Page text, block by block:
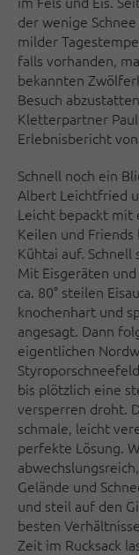
der wenige
milder
falls vorhanden,
bekannten
Besuch
Kletterpartner
Erlebnisbericht von
Schnell noch ein
Albert Leichtfried
Leicht bepackt mit
Keilen und
Kühtai auf.
Mit Eisgeräten
ca. 80° steilen
knochenhart und
angesagt. Dann
eigentlichen
bis plötzlich eine
versperren droht.
schmale, leicht
perfekte Lösung.
Gelände und
und steil auf den
besten
Zeit im Rucksack